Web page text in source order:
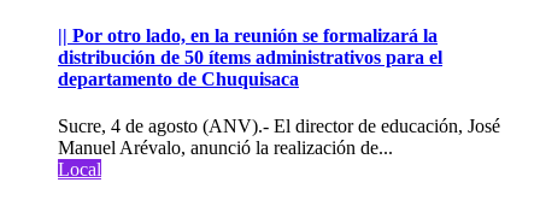
|| Por otro lado, en la reunión se formalizará la
distribución de 50 ítems administrativos para el
departamento de Chuquisaca
Sucre, 4 de agosto (ANV).- El director de educación, José
Manuel Arévalo, anunció la realización de...
Local